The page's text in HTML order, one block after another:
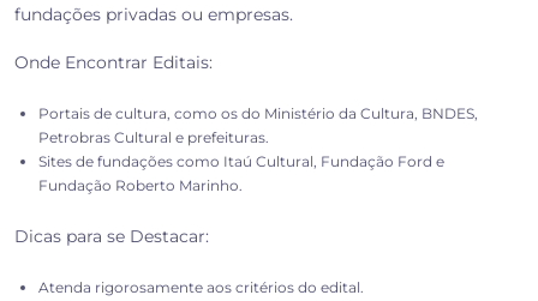
fundações privadas ou empresas.
Onde Encontrar Editais:
Portais de cultura, como os do Ministério da Cultura, BNDES,
Petrobras Cultural e prefeituras.
Sites de fundações como Itaú Cultural, Fundação Ford e
Fundação Roberto Marinho.
Dicas para se Destacar:
Atenda rigorosamente aos critérios do edital.